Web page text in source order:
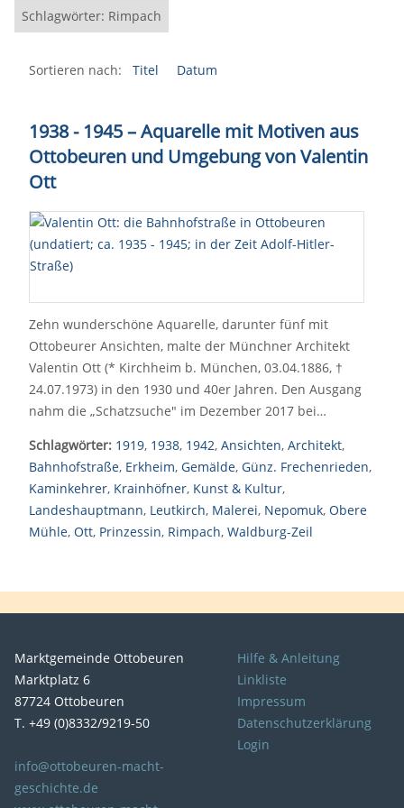
Schlagwörter: Rimpach
Sortieren nach: Titel Datum
1938 - 1945 – Aquarelle mit Motiven aus
Ottobeuren und Umgebung von Valentin
Ott
Zehn wunderschöne Aquarelle, darunter fünf mit
Ottobeurer Ansichten, malte der Münchner Architekt
Valentin Ott (* Kirchheim b. München, 03.04.1886, †
24.07.1973) in den 1930 und 40er Jahren. Den Ausgang
nahm die „Schatzsuche" im Dezember 2017 bei…
Schlagwörter: 1919, 1938, 1942, Ansichten, Architekt,
Bahnhofstraße, Erkheim, Gemälde, Günz. Frechenrieden,
Kaminkehrer, Krainhöfner, Kunst & Kultur,
Landeshauptmann, Leutkirch, Malerei, Nepomuk, Obere
Mühle, Ott, Prinzessin, Rimpach, Waldburg-Zeil
Marktgemeinde Ottobeuren
Marktplatz 6
87724 Ottobeuren
T. +49 (0)8332/9219-50
info@ottobeuren-macht-
geschichte.de
Hilfe & Anleitung
Linkliste
Impressum
Datenschutzerklärung
Login